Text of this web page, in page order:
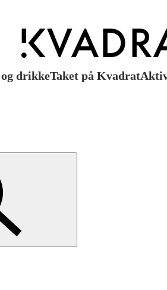
drikkeTaket på Kvadrat